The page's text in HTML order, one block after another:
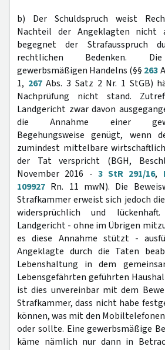
b) Der Schuldspruch weist
Nachteil der Angeklagten nicht
begegnet der Strafausspruch
rechtlichen Bedenken.
gewerbsmäßigen Handelns (§§ 263
1, 267Abs. 3 Satz 2 Nr. 1 StGB)
Nachprüfung nicht stand.
Landgericht zwar davon
die Annahme einer
Begehungsweise genügt, wenn
zumindest mittelbare
der Tat verspricht (BGH,
November 2016 - 3 StR 291/16,
109927 Rn. 11 mwN). Die
Strafkammer erweist sich jedoch
widersprüchlich und
Landgericht - ohne im Übrigen
es diese Annahme stützt -
Angeklagte durch die Taten
Lebenshaltung in dem
Lebensgefährten geführten
ist dies unvereinbar mit dem
Strafkammer, dass nicht habe
können, was mit den
oder sollte. Eine gewerbsmäßige
käme nämlich nur dann in